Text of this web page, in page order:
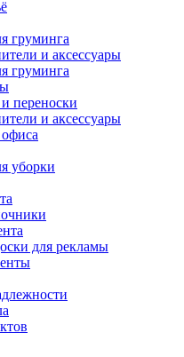
груминга
и аксессуары
груминга
переноски
и аксессуары
уборки
для рекламы